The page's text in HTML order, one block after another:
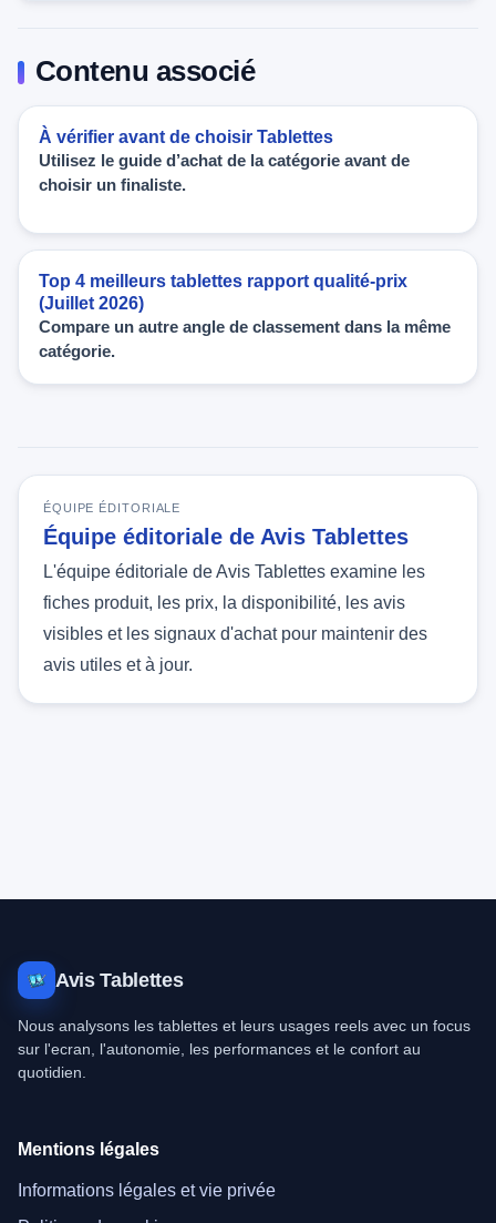
Contenu associé
À vérifier avant de choisir Tablettes
Utilisez le guide d’achat de la catégorie avant de
choisir un finaliste.
Top 4 meilleurs tablettes rapport qualité-prix
(Juillet 2026)
Compare un autre angle de classement dans la même
catégorie.
ÉQUIPE ÉDITORIALE
Équipe éditoriale de Avis Tablettes
L'équipe éditoriale de Avis Tablettes examine les
fiches produit, les prix, la disponibilité, les avis
visibles et les signaux d'achat pour maintenir des
avis utiles et à jour.
Avis Tablettes
Nous analysons les tablettes et leurs usages reels avec un focus
sur l'ecran, l'autonomie, les performances et le confort au
quotidien.
Mentions légales
Informations légales et vie privée